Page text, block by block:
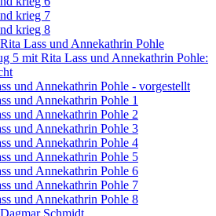
krieg 7
krieg 8
Lass und Annekathrin Pohle
5 mit Rita Lass und Annekathrin Pohle:
und Annekathrin Pohle - vorgestellt
und Annekathrin Pohle 1
und Annekathrin Pohle 2
und Annekathrin Pohle 3
und Annekathrin Pohle 4
und Annekathrin Pohle 5
und Annekathrin Pohle 6
und Annekathrin Pohle 7
und Annekathrin Pohle 8
Schmidt